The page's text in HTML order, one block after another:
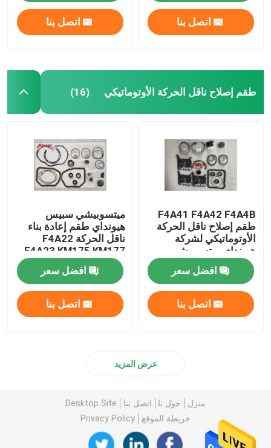
اتصل بنا اتصل بنا
طقم إصلاح ناقل الحركة الأوتوماتيكي (16)
F4A41 F4A42 F4A4B
طقم إصلاح ناقل الحركة
الأوتوماتيكي لشركة
هيونداي ميتسوبيشي
افضل سعر
اتصل بنا
ميتسوبيشي سبيس
هيونداي طقم إعادة بناء
ناقل الحركة F4A22
F4A23 KM175 KM177
افضل سعر
اتصل بنا
عرض المزيد
منزل حول نا اتصل بنا
Desktop Site
خريطة الموقع
Privacy Policy